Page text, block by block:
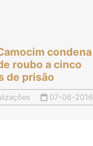
condena
roubo a cinco
de prisão
07-06-2016